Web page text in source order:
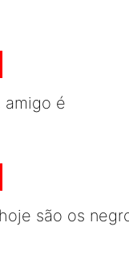
amigo é
são os